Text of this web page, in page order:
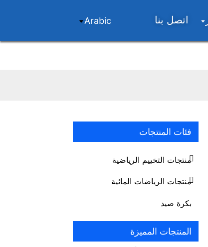
اتصل بنا Arabic
فئات المنتجات
منتجات التخييم الرياضية
منتجات الرياضات المائية
بكرة صيد
المنتجات المميزة